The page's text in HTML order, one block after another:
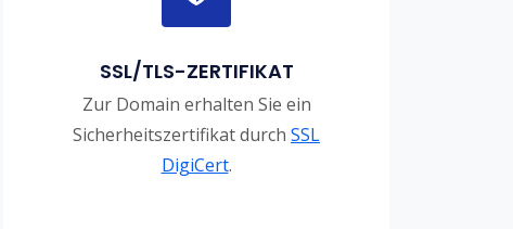
SSL/TLS-ZERTIFIKAT
Zur Domain erhalten Sie ein
Sicherheitszertifikat durch SSL
DigiCert.